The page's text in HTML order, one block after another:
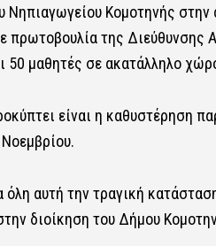
Νηπιαγωγείου Κομοτηνής
πρωτοβουλία της Διεύθυνσης
50 μαθητές σε ακατάλληλο
είναι η καθυστέρηση
αυτή την τραγική
διοίκηση του Δήμου